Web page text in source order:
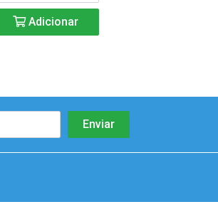
Adicionar